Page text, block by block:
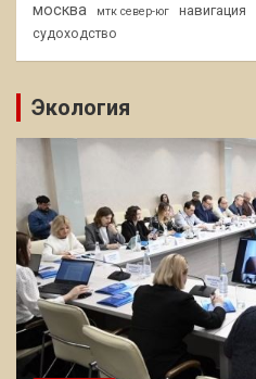
москва мтк север-юг навигация
судоходство
Экология